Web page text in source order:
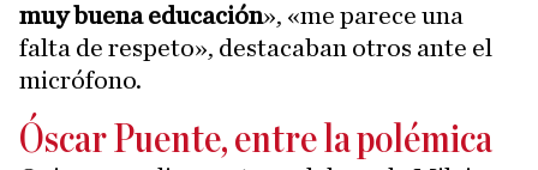
muy buena educación», «me parece una
falta de respeto», destacaban otros ante el
micrófono.
Óscar Puente, entre la polémica